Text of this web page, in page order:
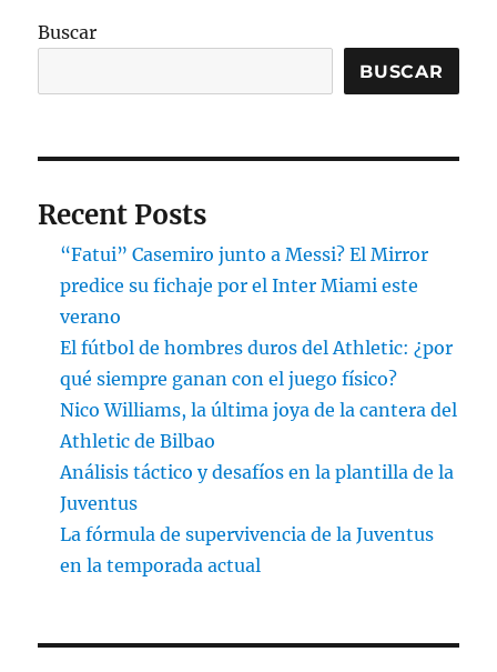
Buscar
BUSCAR
Recent Posts
“Fatui” Casemiro junto a Messi? El Mirror
predice su fichaje por el Inter Miami este
verano
El fútbol de hombres duros del Athletic: ¿por
qué siempre ganan con el juego físico?
Nico Williams, la última joya de la cantera del
Athletic de Bilbao
Análisis táctico y desafíos en la plantilla de la
Juventus
La fórmula de supervivencia de la Juventus
en la temporada actual